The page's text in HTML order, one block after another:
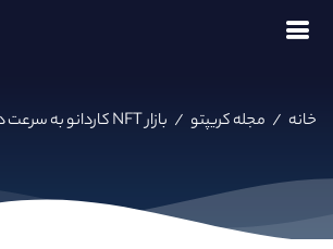
خانه / مجله کریپتو / بازار NFT کاردانو به سرعت در حال افزایش است.